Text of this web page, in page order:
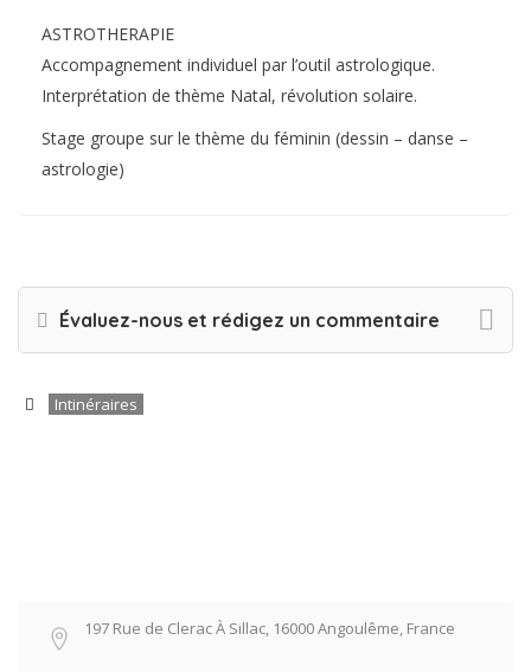
ASTROTHERAPIE
Accompagnement individuel par l’outil astrologique.
Interprétation de thème Natal, révolution solaire.
Stage groupe sur le thème du féminin (dessin – danse –
astrologie)
Évaluez-nous et rédigez un commentaire
Intinéraires
197 Rue de Clerac À Sillac, 16000 Angoulême, France